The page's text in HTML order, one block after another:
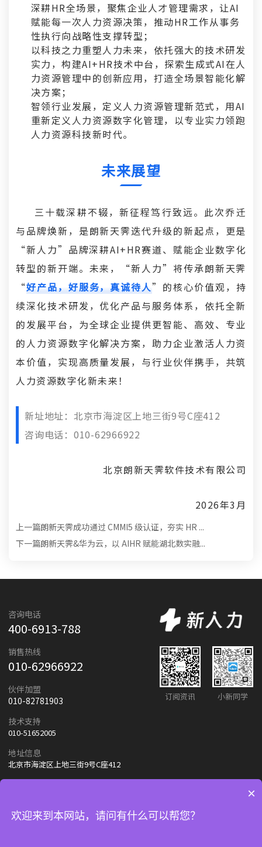
深耕HR全场景，聚焦企业人才管理需求，让AI
赋能每一次人力资源决策，推动HR工作从事务
性执行向战略性支撑转型；
以科技之力重塑人力未来，依托强大的技术研发
实力，构建AI+HR技术中台，探索生成式AI在人
力资源管理中的创新应用，打造全场景智能化解
决方案；
智领行业发展，定义人力资源管理新范式，用AI
重新定义人力资源数字化管理，以专业实力领跑
人力资源科技新时代。
未来展望
三十载深耕不辍，新征程笃行致远。此次乔迁
与品牌焕新，是朗新天霁迭代升级的新起点，更是
“新人力”品牌深耕AI+HR赛道、赋能企业数字化
转型的新开端。未来，“新人力”将传承朗新天霁
“好产品，好服务，真诚待人”的核心价值观，持
续深化技术研发，优化产品与服务体系，依托全新
的发展平台，为全球企业提供更智能、高效、专业
的人力资源数字化解决方案，助力企业激活人力资
本价值，实现高质量发展，与行业伙伴携手，共筑
人力资源数字化新未来！
新址地址：北京市海淀区上地三街9号C座412
咨询电话：010-62966922
北京朗新天霁软件技术有限公司
2026年3月
上一篇朗新天霁成功通过 CMMI5 级认证，夯实 HR ...
下一篇朗新天霁&华为云，以 AIHR 赋能湖北数实融...
咨询电话
400-6913-788
销售热线
010-62966922
伙伴加盟
010-82781903
技术支持
010-51652005
地址信息
北京市海淀区上地三街9号C座412
订阅资讯 小新同学
×
欢迎来到本网站，请问有什么可以帮您？